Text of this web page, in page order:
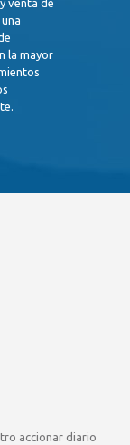
venta de
la mayor
accionar diario